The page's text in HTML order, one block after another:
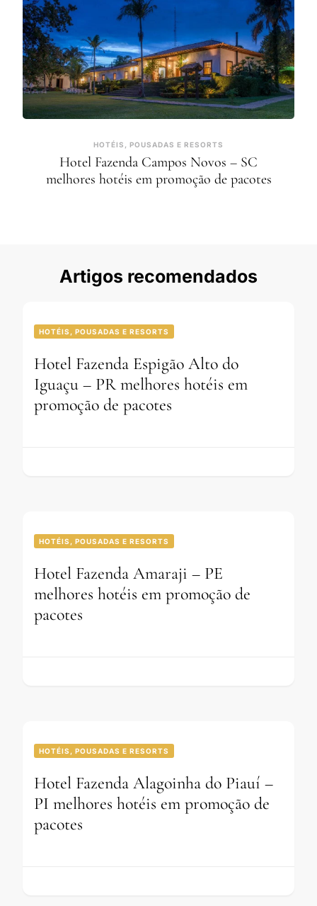
HOTÉIS, POUSADAS E RESORTS
Hotel Fazenda Campos Novos – SC
melhores hotéis em promoção de pacotes
Artigos recomendados
HOTÉIS, POUSADAS E RESORTS
Hotel Fazenda Espigão Alto do
Iguaçu – PR melhores hotéis em
promoção de pacotes
HOTÉIS, POUSADAS E RESORTS
Hotel Fazenda Amaraji – PE
melhores hotéis em promoção de
pacotes
HOTÉIS, POUSADAS E RESORTS
Hotel Fazenda Alagoinha do Piauí –
PI melhores hotéis em promoção de
pacotes